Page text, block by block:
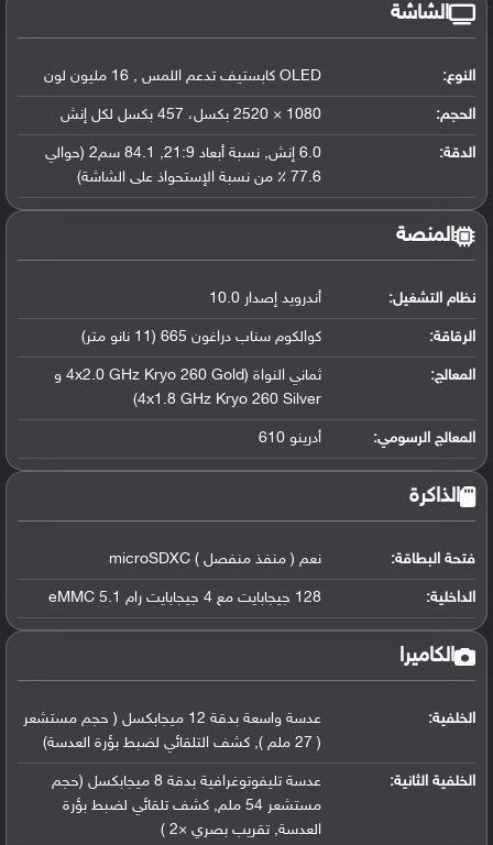
الشاشة
النوع: OLED كابستيف تدعم اللمس , 16 مليون لون
الحجم: 1080 × 2520 بكسل، 457 بكسل لكل إنش
الدقة:
6.0 إنش, نسبة أبعاد 21:9, 84.1 سم2 (حوالي
77.6 ٪ من نسبة الإستحواذ على الشاشة)
المنصة
نظام التشغيل: أندرويد إصدار 10.0
الرقاقة: كوالكوم سناب دراغون 665 (11 نانو متر)
المعالج:
ثماني النواة (4x2.0 GHz Kryo 260 Gold و
4x1.8 GHz Kryo 260 Silver)
المعالج الرسومي: أدرينو 610
الذاكرة
فتحة البطاقة: نعم ( منفذ منفصل ) microSDXC
الداخلية: 128 جيجابايت مع 4 جيجابايت رام eMMC 5.1
الكاميرا
الخلفية:
عدسة واسعة بدقة 12 ميجابكسل ( حجم مستشعر
( 27 ملم ), كشف التلقائي لضبط بؤرة العدسة)
الخلفية الثانية:
عدسة تليفوتوغرافية بدقة 8 ميجابكسل (حجم
مستشعر 54 ملم, كشف تلقائي لضبط بؤرة
العدسة, تقريب بصري ×2 )